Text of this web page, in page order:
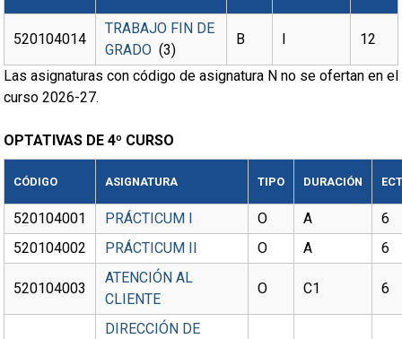
520104014
TRABAJO FIN DE
GRADO (3)
B 12
Las asignaturas con código de asignatura N no se ofertan en el
curso 2026-27.
OPTATIVAS DE 4º CURSO
CÓDIGO ASIGNATURA TIPO DURACIÓN
520104001 PRÁCTICUM I O A
6
520104002
PRÁCTICUM II O A 6
520104003
ATENCIÓN AL
CLIENTE
O C1 6
DIRECCIÓN DE